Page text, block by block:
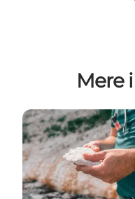
Mere